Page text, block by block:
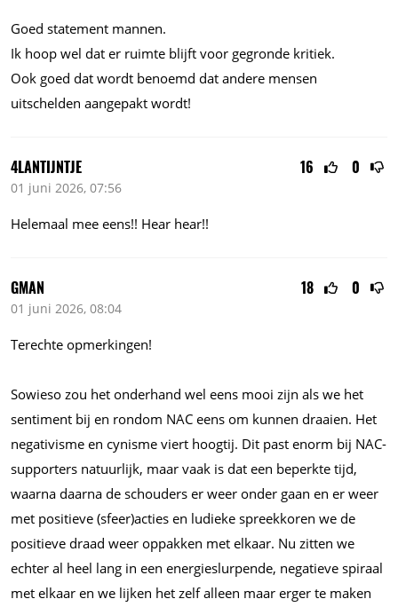
Goed statement mannen.
Ik hoop wel dat er ruimte blijft voor gegronde kritiek.
Ook goed dat wordt benoemd dat andere mensen
uitschelden aangepakt wordt!
16 0
4LANTIJNTJE
01 juni 2026, 07:56
Helemaal mee eens!! Hear hear!!
18 0
GMAN
01 juni 2026, 08:04
Terechte opmerkingen!
Sowieso zou het onderhand wel eens mooi zijn als we het
sentiment bij en rondom NAC eens om kunnen draaien. Het
negativisme en cynisme viert hoogtij. Dit past enorm bij NAC-
supporters natuurlijk, maar vaak is dat een beperkte tijd,
waarna daarna de schouders er weer onder gaan en er weer
met positieve (sfeer)acties en ludieke spreekkoren we de
positieve draad weer oppakken met elkaar. Nu zitten we
echter al heel lang in een energieslurpende, negatieve spiraal
met elkaar en we lijken het zelf alleen maar erger te maken